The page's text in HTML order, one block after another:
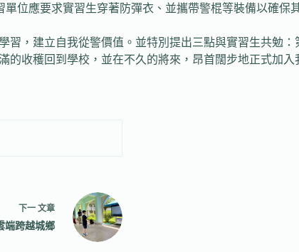
位應要求實習生穿著防彈衣、並攜帶警棍等裝備以確保
，建立自我從警價值。並特別提出三點與實習生共勉
收穫回到學校，並在不久的將來，昂首闊步地正式加入
下一 文章
端跨越城鄉